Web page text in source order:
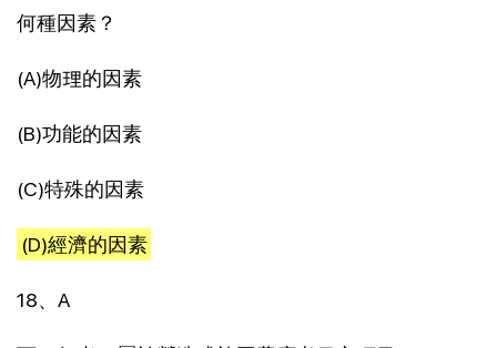
何種因素？
(A)物理的因素
(B)功能的因素
(C)特殊的因素
(D)經濟的因素
18、A